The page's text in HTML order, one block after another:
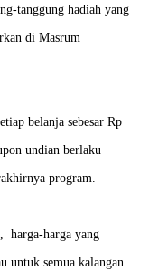
tanggung hadiah yang
di Masrum
belanja sebesar Rp
undian berlaku
program.
harga-harga yang
untuk semua kalangan.